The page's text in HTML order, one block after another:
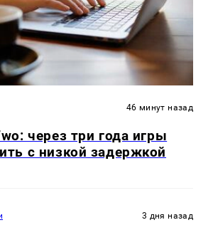
46 минут назад
через три года игры
с низкой задержкой
3 дня назад